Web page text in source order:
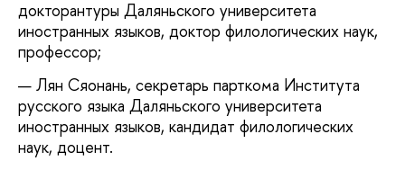
докторантуры Даляньского университета
иностранных языков, доктор филологических наук,
профессор;
Лян Сяонань, секретарь парткома Института
русского языка Даляньского университета
иностранных языков, кандидат филологических
наук, доцент.